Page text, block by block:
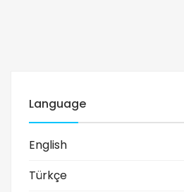
Language
English
Türkçe